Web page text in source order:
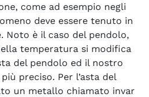
come ad esempio negli
deve essere tenuto in
Noto è il caso del pendolo,
temperatura si modifica
del pendolo ed il nostro
preciso. Per l’asta del
un metallo chiamato invar